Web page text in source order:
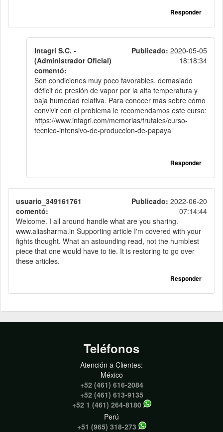
Responder
Intagri S.C. -
(Administrador Oficial)
comentó:
Publicado: 2020-05-05
18:18:34
Son condiciones muy poco favorables, demasiado
déficit de presión de vapor por la alta temperatura y
baja humedad relativa. Para conocer más sobre cómo
convivir con el problema le recomendamos este curso:
https://www.intagri.com/memorias/frutales/curso-
tecnico-intensivo-de-produccion-de-papaya
Responder
usuario_349161761
comentó:
Publicado: 2022-06-20
07:14:44
Welcome. I all around handle what are you sharing.
www.aliasharma.in Supporting article I'm covered with your
fights thought. What an astounding read, not the humblest
piece that one would have to tie. It is restoring to go over
these articles.
Responder
Teléfonos
Atención a Clientes:
México
+52 (461) 616-2084
+52 (461) 613-9135
+52 1 (461) 264-8180
Perú
+51 (965) 318-273